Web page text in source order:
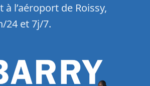
l’aéroport de Roissy,
24 et 7j/7.